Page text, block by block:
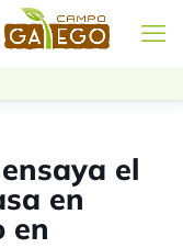
el
en
en